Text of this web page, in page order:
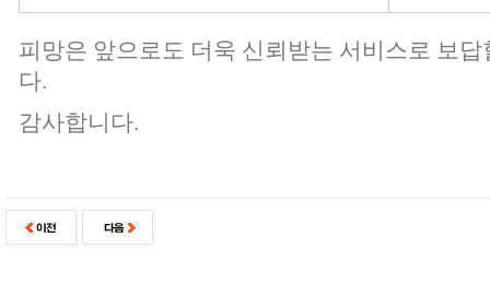
피망은 앞으로도 더욱 신뢰받는 서비스로 보
다.
감사합니다.